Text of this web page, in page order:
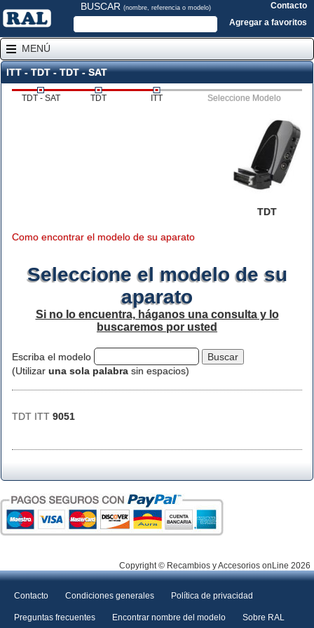
BUSCAR (nombre, referencia o modelo)
Contacto
Agregar a favoritos
MENÚ
ITT - TDT - TDT - SAT
TDT - SAT TDT ITT Seleccione Modelo
TDT
Como encontrar el modelo de su aparato
Seleccione el modelo de su
aparato
Si no lo encuentra, háganos una consulta y lo
buscaremos por usted
Escriba el modelo
(Utilizar una sola palabra sin espacios)
TDT ITT 9051
Copyright © Recambios y Accesorios onLine 2026
Contacto Condiciones generales Política de privacidad
Preguntas frecuentes Encontrar nombre del modelo Sobre RAL